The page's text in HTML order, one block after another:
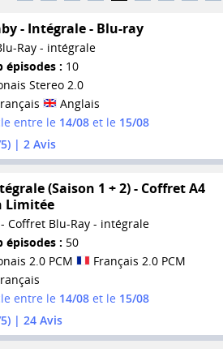
- Intégrale - Blu-ray
Ray - intégrale
épisodes : 10
Stereo 2.0
Anglais
entre le 14/08et le 15/08
5) | 2Avis
(Saison 1 + 2) - Coffret A4
Limitée
- Coffret Blu-Ray - intégrale
épisodes : 50
2.0 PCM
Français 2.0 PCM
entre le 14/08et le 15/08
5) | 24Avis